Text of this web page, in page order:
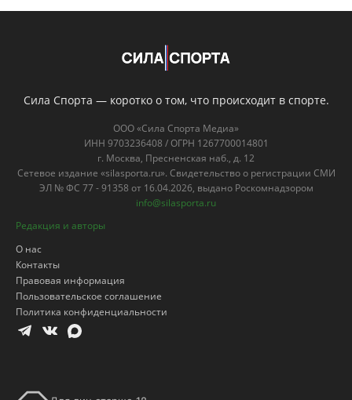
Сила Спорта — коротко о том, что происходит в спорте.
ООО «Сила Спорта Медиа»
ИНН 9703236408 / ОГРН 1267700014801
г. Москва, Пресненская наб., д. 12
Сетевое издание «silasporta.ru». Свидетельство о регистрации СМИ
ЭЛ № ФС 77 - 91358 от 16.04.2026, выдано Роскомнадзором
info@silasporta.ru
Редакция и авторы
О нас
Контакты
Правовая информация
Пользовательское соглашение
Политика конфиденциальности